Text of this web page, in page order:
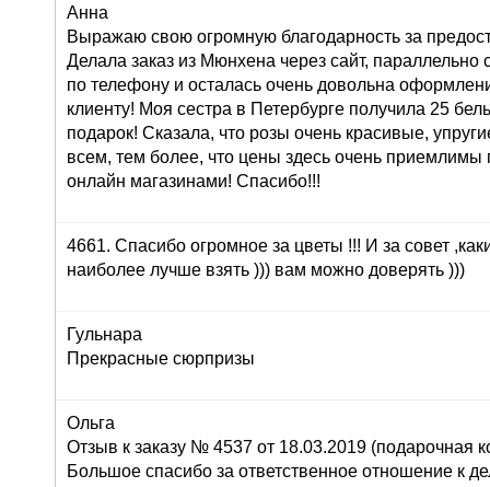
Анна
Выражаю свою огромную благодарность за
Делала заказ из Мюнхена через сайт, параллельно
по телефону и осталась очень довольна
клиенту! Моя сестра в Петербурге получила 25
подарок! Сказала, что розы очень красивые,
всем, тем более, что цены здесь очень приемлимы
онлайн магазинами! Спасибо!!!
4661. Спасибо огромное за цветы !!! И за совет
наиболее лучше взять ))) вам можно доверять )))
Гульнара
Прекрасные сюрпризы
Ольга
Отзыв к заказу № 4537 от 18.03.2019 (подарочная
Большое спасибо за ответственное отношение к